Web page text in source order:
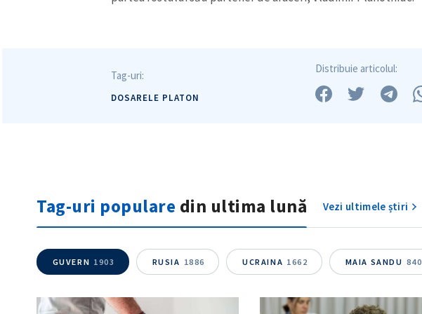
Tag-uri:
DOSARELE PLATON
Distribuie articolul:
Tag-uri populare din ultima lună Vezi ultimele știri
GUVERN 1903 RUSIA 1886 UCRAINA 1662 MAIA SANDU 840